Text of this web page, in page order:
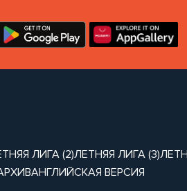
ЛИГА (2)ЛЕТНЯЯ ЛИГА (3)
АНГЛИЙСКАЯ ВЕРСИЯ